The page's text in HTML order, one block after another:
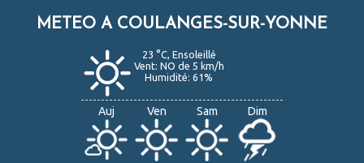
METEO A COULANGES-SUR-YONNE
23 °C, Ensoleillé
Vent: NO de 5 km/h
Humidité: 61%
Auj Ven Sam Dim